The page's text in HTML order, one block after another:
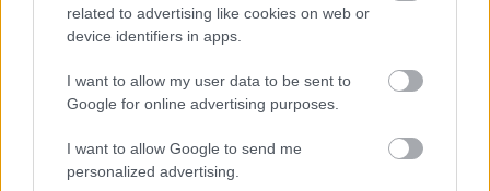
related to advertising like cookies on web or
device identifiers in apps.
I want to allow my user data to be sent to
Google for online advertising purposes.
I want to allow Google to send me
personalized advertising.
Interjú a pest megyei honfoglalás
kori sírokról a Hír tv Különkiadás
című műsorában
Sírásók naplója•2011. június 13.